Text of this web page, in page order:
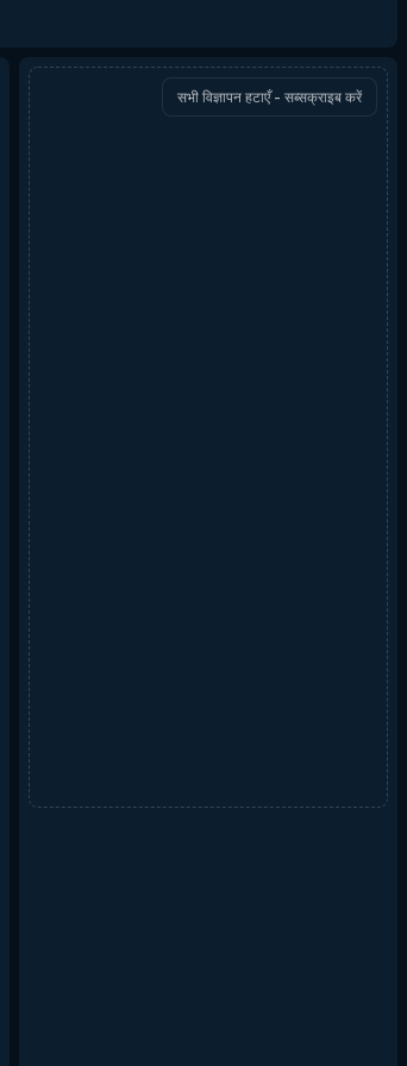
सभी विज्ञापन हटाएँ - सब्सक्राइब करें